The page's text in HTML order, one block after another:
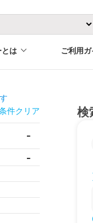
とは ご利用ガ
件クリア
-
-
検